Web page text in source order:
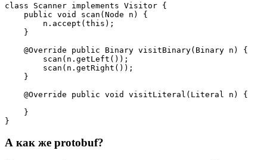
class Scanner implements Visitor {
    public void scan(Node n) {
        n.accept(this);
    }
    @Override public Binary visitBinary(Binary n) {
        scan(n.getLeft());
        scan(n.getRight());
    }
    @Override public void visitLiteral(Literal n) {
    }
}
А как же protobuf?